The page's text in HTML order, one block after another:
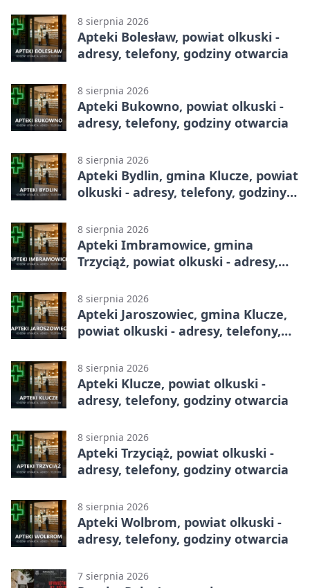
8 sierpnia 2026
Apteki Bolesław, powiat olkuski -
adresy, telefony, godziny otwarcia
8 sierpnia 2026
Apteki Bukowno, powiat olkuski -
adresy, telefony, godziny otwarcia
8 sierpnia 2026
Apteki Bydlin, gmina Klucze, powiat
olkuski - adresy, telefony, godziny
8 sierpnia 2026
Apteki Imbramowice, gmina
Trzyciąż, powiat olkuski - adresy,
8 sierpnia 2026
Apteki Jaroszowiec, gmina Klucze,
powiat olkuski - adresy, telefony,
8 sierpnia 2026
Apteki Klucze, powiat olkuski -
adresy, telefony, godziny otwarcia
8 sierpnia 2026
Apteki Trzyciąż, powiat olkuski -
adresy, telefony, godziny otwarcia
8 sierpnia 2026
Apteki Wolbrom, powiat olkuski -
adresy, telefony, godziny otwarcia
7 sierpnia 2026